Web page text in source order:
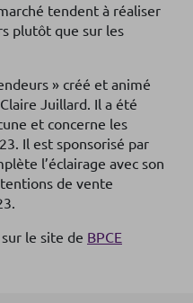
tendent à réaliser
plutôt que sur les
» créé et animé
Juillard. Il a été
et concerne les
Il est sponsorisé par
l’éclairage avec son
de vente
le site de BPCE